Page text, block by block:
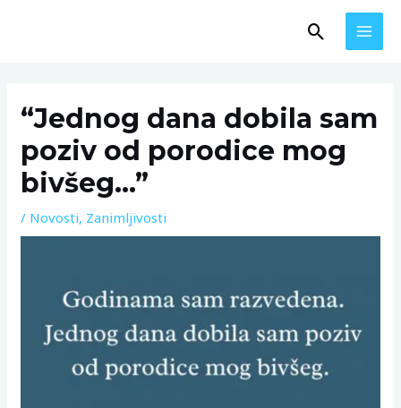
Search
“Jednog dana dobila sam
poziv od porodice mog
bivšeg…”
/ Novosti, Zanimljivosti